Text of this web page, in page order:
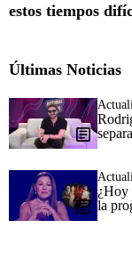
estos tiempos
Últimas Noticias
¿Hoy
la